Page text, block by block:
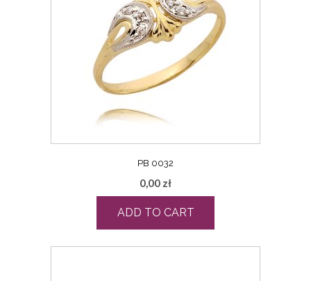
PB 0032
0,00 zł
ADD TO CART